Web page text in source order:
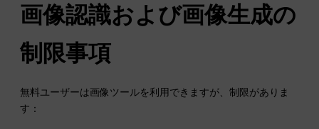
画像認識および画像生成の
制限事項
無料ユーザーは画像ツールを利用できますが、制限がありま
す：